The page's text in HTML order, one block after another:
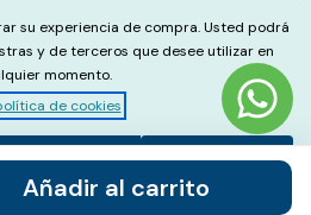
Añadir al carrito
2026
seguros con:
su experiencia de compra. Usted podrá
y de terceros que desee utilizar en
momento.
de cookies
Rechazar
todo
Configurar
cookies